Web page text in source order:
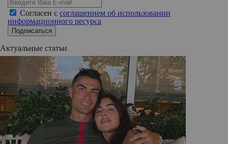
Согласен с соглашением об использовании
информационного ресурса
Подписаться
Актуальные статьи